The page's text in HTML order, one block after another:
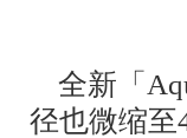
全新「
径也微缩至